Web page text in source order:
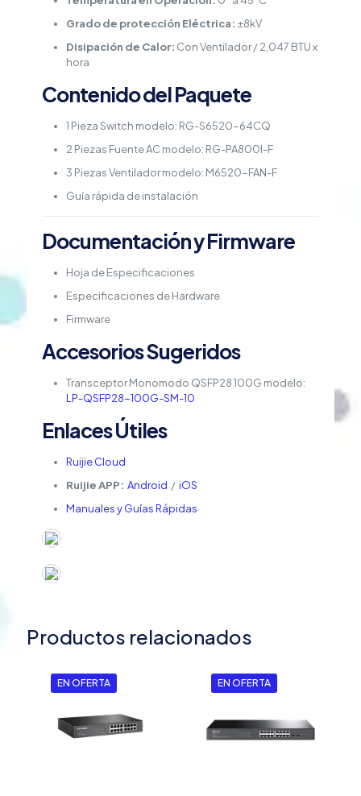
Grado de protección Eléctrica: ±8kV
Disipación de Calor: Con Ventilador / 2,047 BTU x
hora
Contenido del Paquete
1 Pieza Switch modelo: RG-S6520-64CQ
2 Piezas Fuente AC modelo: RG-PA800I-F
3 Piezas Ventilador modelo: M6520-FAN-F
Guía rápida de instalación
Documentación y Firmware
Hoja de Especificaciones
Especificaciones de Hardware
Firmware
Accesorios Sugeridos
Transceptor Monomodo QSFP28 100G modelo:
LP-QSFP28-100G-SM-10
Enlaces Útiles
Ruijie Cloud
Ruijie APP: Android / iOS
Manuales y Guías Rápidas
Productos relacionados
EN OFERTA EN OFERTA